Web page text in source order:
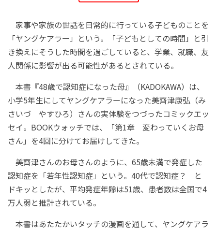
家事や家族の世話を日常的に行っている子どものことを
「ヤングケアラー」という。「子どもとしての時間」と引
き換えにそうした時間を過ごしていると、学業、就職、友
人関係に影響が出る可能性があるとされている。
本書『48歳で認知症になった母』（KADOKAWA）は、
小学5年生にしてヤングケアラーになった美齊津康弘（み
さいづ やすひろ）さんの実体験をつづったコミックエッ
セイ。BOOKウォッチでは、「第1章 変わっていくお母
さん」を4回に分けてお届けしてきた。
美齊津さんのお母さんのように、65歳未満で発症した
認知症を「若年性認知症」という。40代で認知症？ と
ドキッとしたが、平均発症年齢は51歳、患者数は全国で4
万人弱と推計されている。
本書はあたたかいタッチの漫画を通して、ヤングケアラ